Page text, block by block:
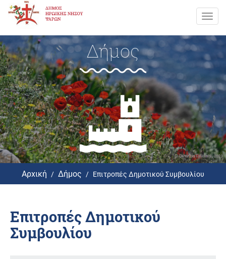
Δήμος
Αρχική Δήμος Επιτροπές Δημοτικού Συμβουλίου
Επιτροπές Δημοτικού
Συμβουλίου